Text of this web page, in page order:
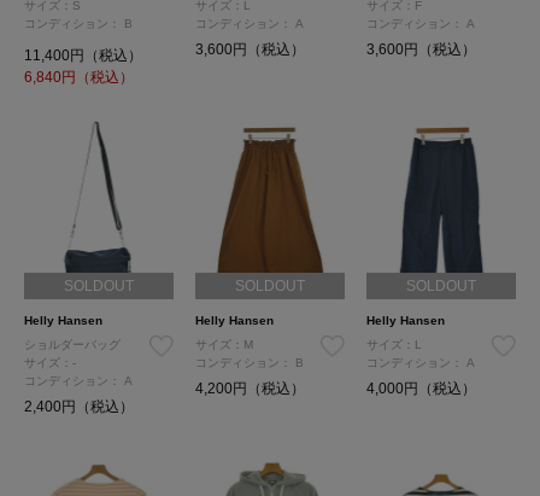
サイズ：S
コンディション： B
11,400円（税込）
6,840円（税込）
サイズ：L
コンディション：
A
3,600円（税込）
サイズ：F
コンディション：
A
3,600円（税込）
SOLDOUT
Helly Hansen
ショルダーバッグ
サイズ：-
コンディション： A
2,400円（税込）
SOLDOUT
Helly Hansen
サイズ：M
コンディション：
B
4,200円（税込）
SOLDOUT
Helly Hansen
サイズ：L
コンディション：
A
4,000円（税込）